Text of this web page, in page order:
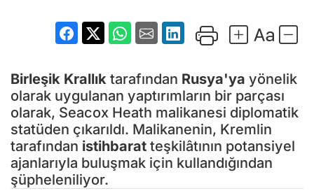
Birleşik Krallık tarafından Rusya'ya yönelik
olarak uygulanan yaptırımların bir parçası
olarak, Seacox Heath malikanesi diplomatik
statüden çıkarıldı. Malikanenin, Kremlin
tarafından istihbarat teşkilâtının potansiyel
ajanlarıyla buluşmak için kullandığından
şüpheleniliyor.